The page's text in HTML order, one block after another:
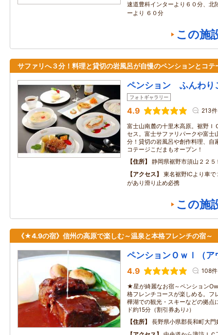
速道豊科インターより６０分、北
ーより ６０分
この施
サファリへ３分！料理と貸切の岩風呂が自慢のペンションとコテ
ペンション ふんわり
フォトギャラリー
4.9 213件
富士山南麓の十里木高原。裾野Ｉ
セス。富士サファリパークや富士
分！貸切の岩風呂や創作料理、自
コテージこだまもオープン！
住所
静岡県裾野市須山２２５
アクセス
東名裾野ICより車
があり滑り止め必携
この施
《★4.9の宿》信州の高原で楽しむ～温泉と本格フレンチの宿～
ペンションＯｗｌ（ア
4.9 108件
★星が綺麗なお宿～ペンション
格フレンチコースが楽しめる。フ
樺湖での観光・スキーなどの拠点
ド約15分（割引券あり♪）
住所
長野県小県郡長和町大